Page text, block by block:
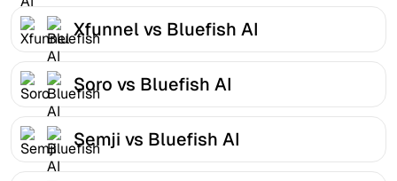
Xfunnel vs Bluefish AI
Soro vs Bluefish AI
Semji vs Bluefish AI